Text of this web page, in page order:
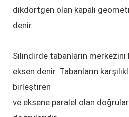
dikdörtgen olan kapalı
denir.
Silindirde tabanların
eksen denir. Tabanların
birleştiren
ve eksene paralel olan